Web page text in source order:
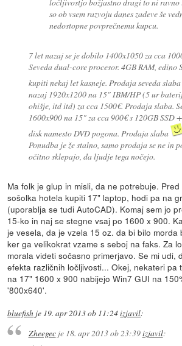
so ob vsem razvoju danes zadeve še
nedostopne povprečnemu kupcu.
7 let nazaj se je dobilo 1400x1050 za cca
Seveda dual-core procesor. 4GB RAM, edino
kupiti nekaj let kasneje. Prodaja seveda slaba
nazaj 1920x1200 na 15" IBM/HP (5 ur
ohišje, itd itd) za cca 1500€. Prodaja slaba.
1600x900 na 15" za cca 900€ s 120GB SSD
disk namesto DVD pogona. Prodaja slaba
Ponudba je že stalno, samo prodaja se ne in
očitno sklepajo, da ljudje tega nočejo.
Ma folk je glup in misli, da ne potrebuje.
sošolka hotela kupiti 17" laptop, hodi pa na
(uporablja se tudi AutoCAD). Komaj sem jo
15-ko in naj se stegne vsaj po 1600 x 900.
je vesela, da je vzela 15 oz. da bi bilo morda
ker ga velikokrat vzame s seboj na faks. Za
morala videti sočasno primerjavo. Se mi udi,
efekta različnih ločljivosti... Okej, nekateri pa
na 17" 1600 x 900 nabijejo Win7 GUI na
'800x640'.
bluefish je 19. apr 2013 ob 11:24izjavil:
Zheegecje 18. apr 2013 ob 23:39izjavil: